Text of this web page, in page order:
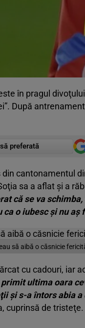
în pragul
După
preferată
din cantonamentul
sa a aflat şi a
căse va schimba,
ca o iubescşi nu aş
să aibă o căsnicie
cu cadouri, iar
ultima oara
ţiişi s-aîntors abia a
cuprinsă de